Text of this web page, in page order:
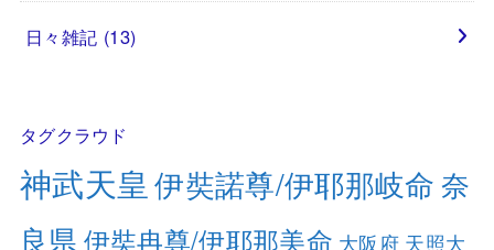
日々雑記 (13)
タグクラウド
神武天皇 伊奘諾尊/伊耶那岐命 奈
良県 伊奘冉尊/伊耶那美命 大阪府 天照大